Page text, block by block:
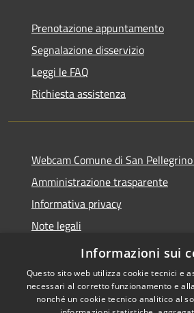
Prenotazione appuntamento
Segnalazione disservizio
Leggi le FAQ
Richiesta assistenza
Webcam Comune di San
Amministrazione trasparente
Informativa privacy
Note legali
Dichiarazione di accessibilità
Informazioni sui
Questo sito web utilizza cookie tecnici e
necessari al corretto funzionamento e
nonché un cookie tecnico analitico al